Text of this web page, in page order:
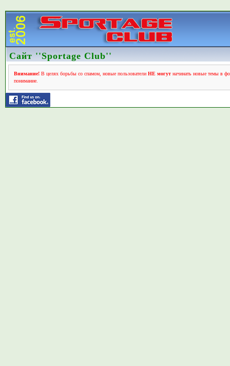
Сайт ''Sportage Club''
Внимание!В целях борьбы со спамом, новые пользователи НЕ могутначинать новые темы в
понимание.